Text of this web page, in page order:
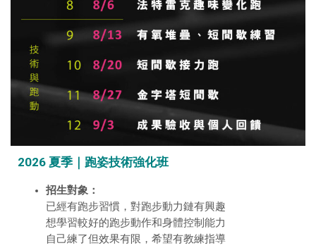
2026 夏季｜跑姿技術強化班
招生對象：
已經有跑步習慣，對跑步動力鏈有興趣
想學習較好的跑步動作和身體控制能力
自己練了但效果有限，希望有教練指導